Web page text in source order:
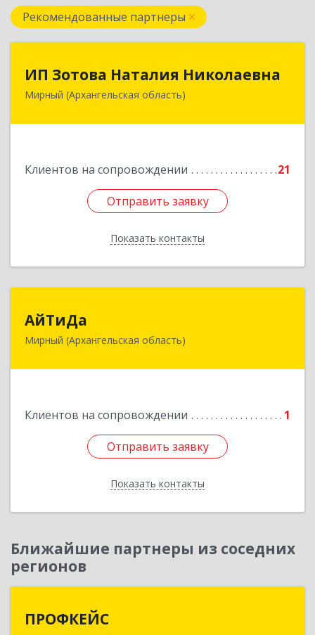
Рекомендованные партнеры
ИП Зотова Наталия Николаевна
Мирный (Архангельская область)
Клиентов на сопровождении 21
Отправить заявку
Показать контакты
164170, г.Мирный, Архангельской обл.,
Отправить заявку
Назад
АйТиДа
Мирный (Архангельская область)
Клиентов на сопровождении 1
Отправить заявку
Показать контакты
164170, Архангельская обл, Мирный г,
Отправить заявку
Назад
Ближайшие партнеры из соседних
регионов
ПРОФКЕЙС